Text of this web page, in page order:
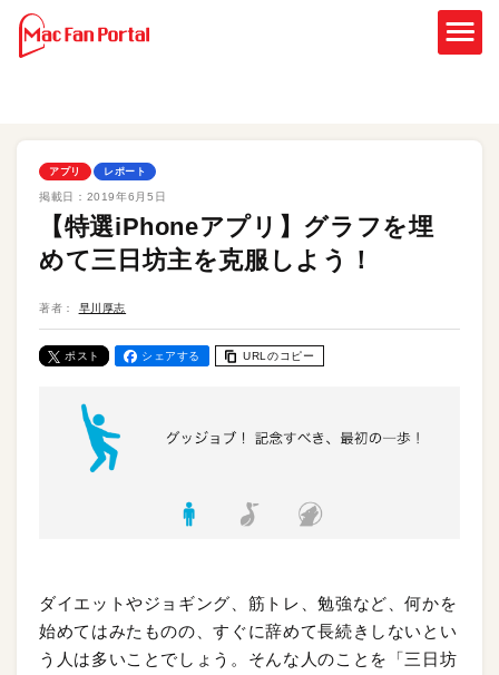
アプリ レポート
掲載日： 2019年6月5日
【特選iPhoneアプリ】グラフを埋
めて三日坊主を克服しよう！
著者： 早川厚志
ポスト シェアする URLのコピー
ダイエットやジョギング、筋トレ、勉強など、何かを
始めてはみたものの、すぐに辞めて長続きしないとい
う人は多いことでしょう。そんな人のことを「三日坊